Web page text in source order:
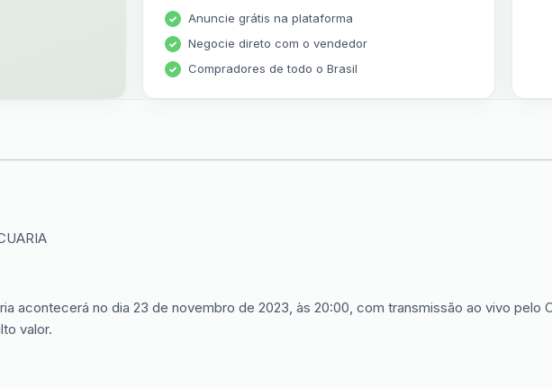
Anuncie grátis na plataforma
Negocie direto com o vendedor
Compradores de todo o Brasil
acontecerá no dia 23 de novembro de 2023, às 20:00, com transmissão ao vivo pelo
valor.